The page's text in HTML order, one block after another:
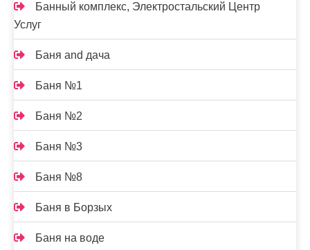
Банный комплекс, Электростальский Центр
Услуг
Баня and дача
Баня №1
Баня №2
Баня №3
Баня №8
Баня в Борзых
Баня на воде